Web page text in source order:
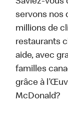
servons nos
millions de
restaurants
aide, avec
familles
grâce à
McDonald?